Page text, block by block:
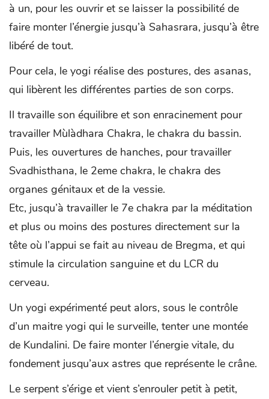
à un, pour les ouvrir et se laisser la possibilité de
faire monter l’énergie jusqu’à Sahasrara, jusqu’à être
libéré de tout.
Pour cela, le yogi réalise des postures, des asanas,
qui libèrent les différentes parties de son corps.
Il travaille son équilibre et son enracinement pour
travailler Mùlàdhara Chakra, le chakra du bassin.
Puis, les ouvertures de hanches, pour travailler
Svadhisthana, le 2eme chakra, le chakra des
organes génitaux et de la vessie.
Etc, jusqu’à travailler le 7e chakra par la méditation
et plus ou moins des postures directement sur la
tête où l’appui se fait au niveau de Bregma, et qui
stimule la circulation sanguine et du LCR du
cerveau.
Un yogi expérimenté peut alors, sous le contrôle
d’un maitre yogi qui le surveille, tenter une montée
de Kundalini. De faire monter l’énergie vitale, du
fondement jusqu’aux astres que représente le crâne.
Le serpent s’érige et vient s’enrouler petit à petit,